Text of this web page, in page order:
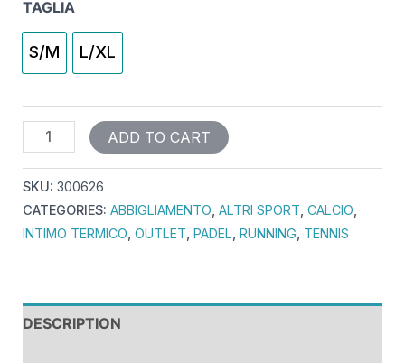
TAGLIA
S/M L/XL
ADD TO CART
SKU: 300626
CATEGORIES: ABBIGLIAMENTO ALTRI SPORT CALCIO
INTIMO TERMICO OUTLET PADEL RUNNING TENNIS
DESCRIPTION